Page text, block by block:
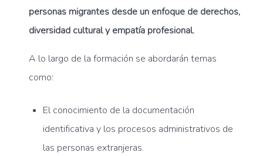
personas migrantes desde un enfoque de derechos,
diversidad cultural y empatía profesional.
A lo largo de la formación se abordarán temas
como:
El conocimiento de la documentación
identificativa y los procesos administrativos de
las personas extranjeras.